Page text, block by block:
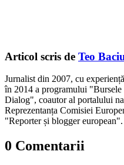
Articol scris de Teo
Jurnalist din 2007, cu
în 2014 a programului
Dialog", coautor al portalului
Reprezentanța Comisiei
"Reporter și blogger european".
0 Comentarii